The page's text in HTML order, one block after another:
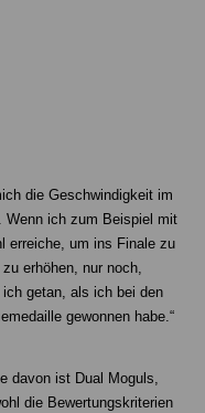
die Geschwindigkeit im
Wenn ich zum Beispiel mit
erreiche, um ins Finale zu
erhöhen, nur noch,
getan, als ich bei den
gewonnen habe.“
davon ist Dual Moguls,
die Bewertungskriterien